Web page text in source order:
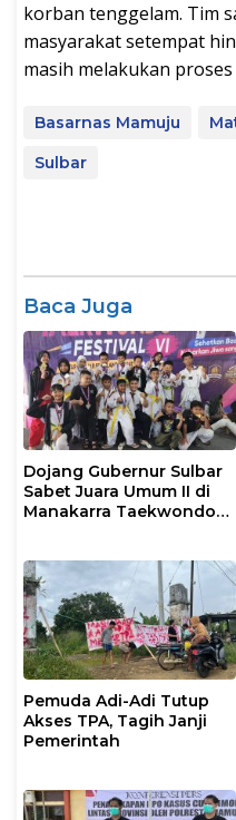
korban tenggelam. Tim
masyarakat setempat
masih melakukan
Basarnas Mamuju
Sulbar
Baca Juga
Dojang Gubernur Sulbar
Sabet Juara Umum II di
Manakarra Taekwondo
Pemuda Adi-Adi Tutup
Akses TPA, Tagih Janji
Pemerintah